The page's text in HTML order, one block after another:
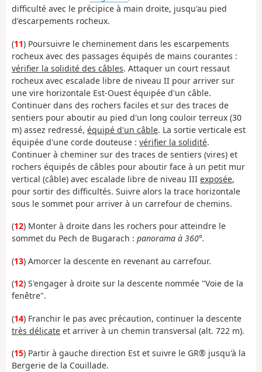
difficulté avec le précipice à main droite, jusqu'au pied
d'escarpements rocheux.
(11) Poursuivre le cheminement dans les escarpements
rocheux avec des passages équipés de mains courantes :
vérifier la solidité des câbles. Attaquer un court ressaut
rocheux avec escalade libre de niveau II pour arriver sur
une vire horizontale Est-Ouest équipée d'un câble.
Continuer dans des rochers faciles et sur des traces de
sentiers pour aboutir au pied d'un long couloir terreux (30
m) assez redressé, équipé d'un câble. La sortie verticale est
équipée d'une corde douteuse : vérifier la solidité.
Continuer à cheminer sur des traces de sentiers (vires) et
rochers équipés de câbles pour aboutir face à un petit mur
vertical (câble) avec escalade libre de niveau III exposée,
pour sortir des difficultés. Suivre alors la trace horizontale
sous le sommet pour arriver à un carrefour de chemins.
(12) Monter à droite dans les rochers pour atteindre le
sommet du Pech de Bugarach : panorama à 360°.
(13) Amorcer la descente en revenant au carrefour.
(12) S'engager à droite sur la descente nommée "Voie de la
fenêtre".
(14) Franchir le pas avec précaution, continuer la descente
très délicate et arriver à un chemin transversal (alt. 722 m).
(15) Partir à gauche direction Est et suivre le GR® jusqu'à la
Bergerie de la Couillade.